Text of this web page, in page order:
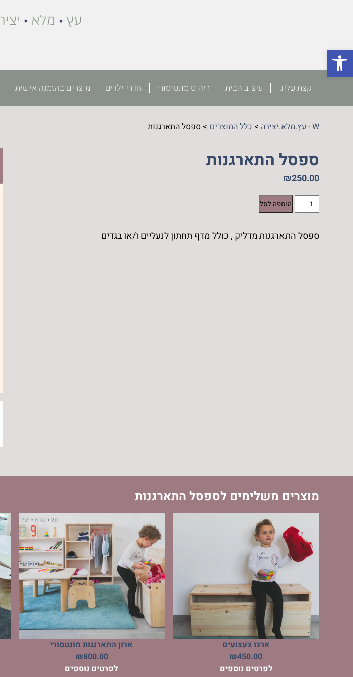
פתח סרגל נגישות
קצת עלינו עיצוב הבית ריהוט מונטיסורי חדרי ילדים מוצרים בהזמנה אישית
W - עץ.מלא.יצירה > כלל המוצרים >ספסל התארגנות
ספסל התארגנות
₪250.00
כמות
של
התארגנות
הוספה לסל
ספסל התארגנות מדליק , כולל מדף תחתון לנעליים ו/או בגדים
מוצרים משלימים לספסל התארגנות
ארגז צעצועים
₪450.00
לפרטים נוספים
ארון התארגנות מונטסורי
₪800.00
לפרטים נוספים